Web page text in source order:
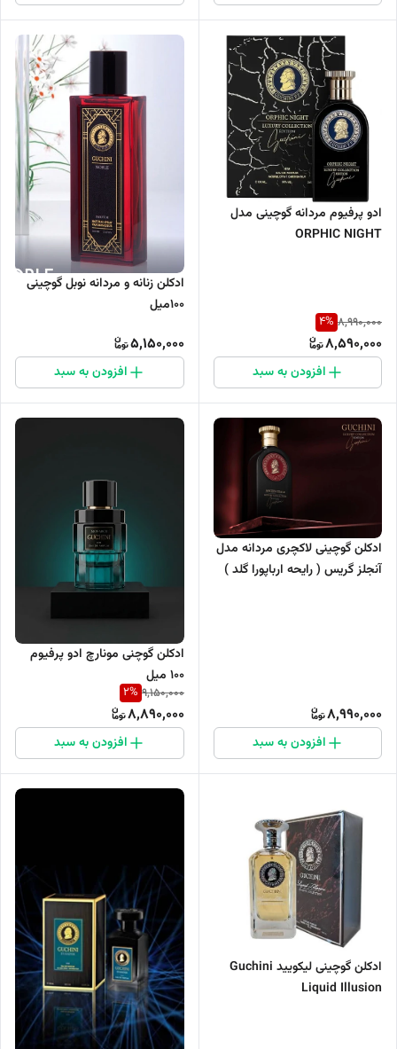
ادو پرفیوم مردانه گوچینی مدل
ORPHIC NIGHT
8,990,000
4%
8,590,000
افزودن به سبد
ادکلن زنانه و مردانه نوبل گوچینی
۱۰۰میل
5,150,000
افزودن به سبد
ادکلن گوچینی لاکچری مردانه مدل
آنجلز گریس ( رایحه ارباپورا گلد )
8,990,000
افزودن به سبد
ادکلن گوچنی مونارچ ادو پرفیوم
۱۰۰ میل
9,150,000
2%
8,890,000
افزودن به سبد
ادکلن گوچینی لیکویید Guchini
Liquid Illusion